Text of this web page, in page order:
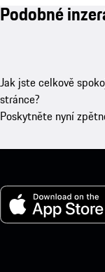
Podobné
Jak jste celkově
stránce?
Poskytněte nyní